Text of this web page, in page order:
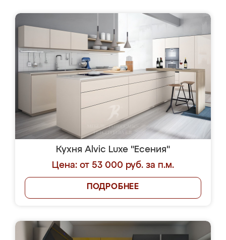
Кухня Alvic Luxe "Есения"
Цена: от 53 000 руб. за п.м.
ПОДРОБНЕЕ